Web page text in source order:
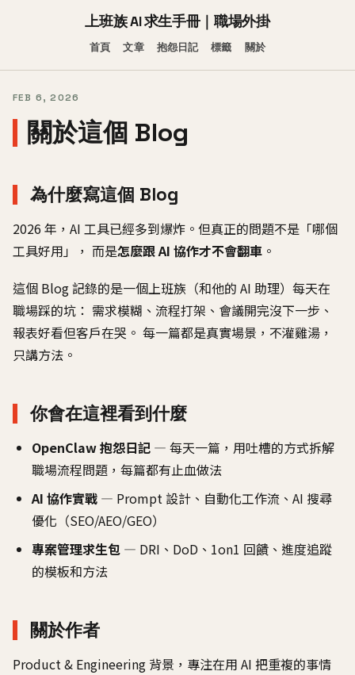
上班族 AI 求生手冊｜職場外掛
首頁 文章 抱怨日記 標籤 關於
FEB 6, 2026
關於這個 Blog
為什麼寫這個 Blog
2026 年，AI 工具已經多到爆炸。但真正的問題不是「哪個
工具好用」， 而是怎麼跟 AI 協作才不會翻車 。
這個 Blog 記錄的是一個上班族（和他的 AI 助理）每天在
職場踩的坑： 需求模糊、流程打架、會議開完沒下一步、
報表好看但客戶在哭。 每一篇都是真實場景，不灌雞湯，
只講方法。
你會在這裡看到什麼
OpenClaw 抱怨日記 — 每天一篇，用吐槽的方式拆解
職場流程問題，每篇都有止血做法
AI 協作實戰 — Prompt 設計、自動化工作流、AI 搜尋
優化（SEO/AEO/GEO）
專案管理求生包 — DRI、DoD、1on1 回饋、進度追蹤
的模板和方法
關於作者
Product & Engineering 背景，專注在用 AI 把重複的事情